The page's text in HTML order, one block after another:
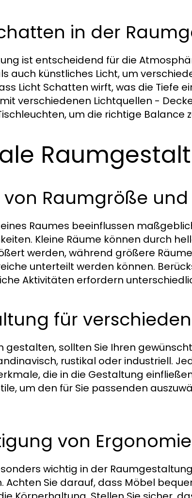
in der
ist entscheidend für die
auch künstliches Licht, um
Licht Schatten wirft, was die Tiefe
verschiedenen Lichtquellen -
um die richtige Balance
von Raumgröße
Raumes beeinflussen
Kleine Räume können durch
werden, während größere
unterteilt werden können.
Aktivitäten erfordern
für
gestalten, sollten Sie Ihren
rustikal oder industriell.
die in die Gestaltung
um den für Sie passenden
von
wichtig in der
Sie darauf, dass Möbel